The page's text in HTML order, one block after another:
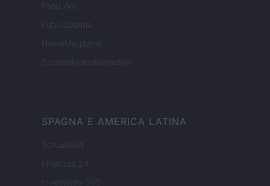
Food Wiki
FuturoDonna
HomeMagazine
SecondHomeMagazine
SPAGNA E AMERICA LATINA
Actualidad
Finanzas 24
Investindo 365